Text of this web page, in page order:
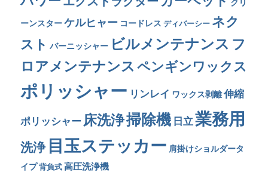
ーンスターケルヒャー コードレス ディバーシー ネク
スト バーニッシャー ビルメンテナンス フ
ロアメンテナンスペンギンワックス
ポリッシャー リンレイ ワックス剥離伸縮
ポリッシャー 床洗浄掃除機 日立業務用
洗浄 目玉ステッカー 肩掛けショルダータ
イプ背負式高圧洗浄機